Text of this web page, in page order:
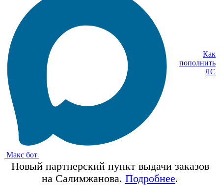
Макс бот
Как
пополнить
ЛС
Новый партнерский пункт выдачи заказов
на Салимжанова. Подробнее.